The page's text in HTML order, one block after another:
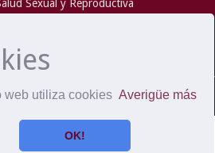
web utiliza cookies Averigüe más
OK!
Sexual y Reproductiva
Aborto Seguro
DSpace Software
- Extensión mantenida y
optimizado por